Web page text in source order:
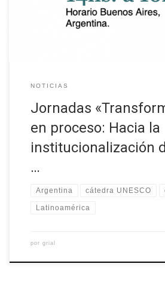
UNESCO Mujer, Ciencia y Tecnología en
FLACSO Argentina El […]
NOTICIAS
Jornadas
en proceso: Hacia la
institucionalización
…
Argentina cátedra UNESCO
Latinoamérica
por grial